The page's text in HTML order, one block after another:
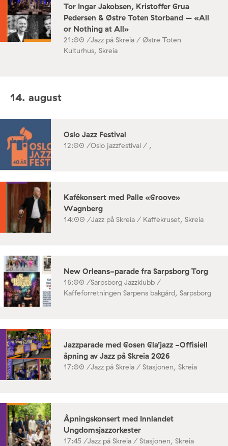
Tor Ingar Jakobsen, Kristoffer Grua
Pedersen & Østre Toten Storband – «All
or Nothing at All»
21:00 /Jazz på Skreia / Østre Toten
Kulturhus, Skreia
14. august
Oslo Jazz Festival
12:00 /Oslo jazzfestival / ,
Kafékonsert med Palle «Groove»
Wagnberg
14:00 /Jazz på Skreia / Kaffekruset, Skreia
New Orleans-parade fra Sarpsborg Torg
16:00 /Sarpsborg Jazzklubb /
Kaffeforretningen Sarpens bakgård, Sarpsborg
Jazzparade med Gosen Gla’jazz -Offisiell
åpning av Jazz på Skreia 2026
17:00 /Jazz på Skreia / Stasjonen, Skreia
Åpningskonsert med Innlandet
Ungdomsjazzorkester
17:45 /Jazz på Skreia / Stasjonen, Skreia